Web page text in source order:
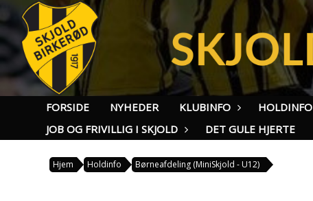
FORSIDE NYHEDER KLUBINFO HOLDINFO
JOB OG FRIVILLIG I SKJOLD
DET GULE HJERTE
Hjem Holdinfo Børneafdeling (MiniSkjold - U12)